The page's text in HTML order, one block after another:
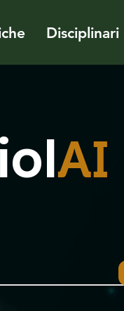
Disciplinari
AI